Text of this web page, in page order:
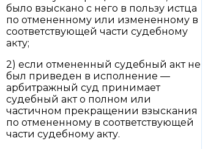
было взыскано с него в пользу истца
по отмененному или измененному в
соответствующей части судебному
акту;
2) если отмененный судебный акт не
был приведен в исполнение —
арбитражный суд принимает
судебный акт о полном или
частичном прекращении взыскания
по отмененному в соответствующей
части судебному акту.